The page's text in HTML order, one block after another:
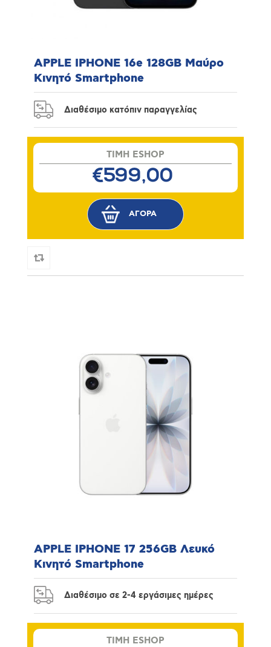
APPLE IPHONE 16e 128GB Μαύρο
Κινητό Smartphone
Διαθέσιμο κατόπιν παραγγελίας
TIMH ESHOP
€599,00
APPLE IPHONE 17 256GB Λευκό
Κινητό Smartphone
Διαθέσιμο σε 2-4 εργάσιμες ημέρες
TIMH ESHOP